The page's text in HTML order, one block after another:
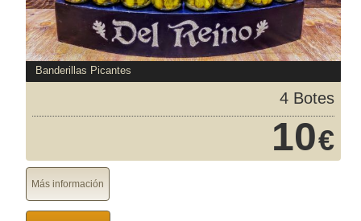
Banderillas Picantes
4 Botes
10€
Más información